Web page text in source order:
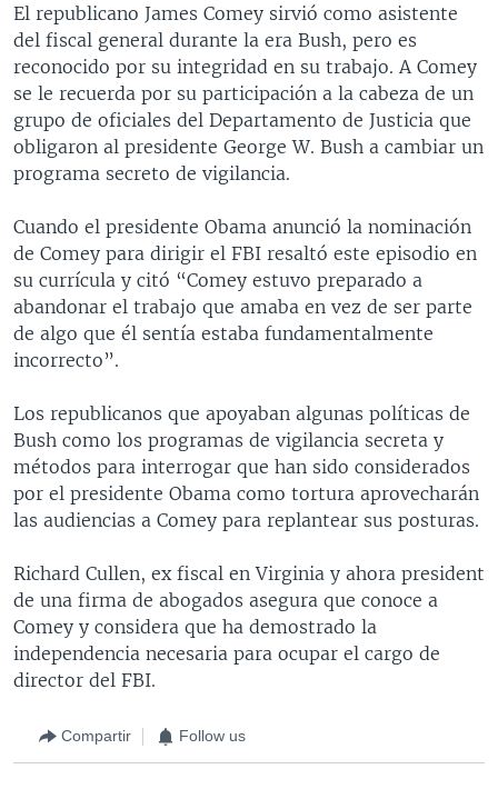
El republicano James Comey sirvió como asistente
del fiscal general durante la era Bush, pero es
reconocido por su integridad en su trabajo. A Comey
se le recuerda por su participación a la cabeza de un
grupo de oficiales del Departamento de Justicia que
obligaron al presidente George W. Bush a cambiar un
programa secreto de vigilancia.
Cuando el presidente Obama anunció la nominación
de Comey para dirigir el FBI resaltó este episodio en
su currícula y citó “Comey estuvo preparado a
abandonar el trabajo que amaba en vez de ser parte
de algo que él sentía estaba fundamentalmente
incorrecto”.
Los republicanos que apoyaban algunas políticas de
Bush como los programas de vigilancia secreta y
métodos para interrogar que han sido considerados
por el presidente Obama como tortura aprovecharán
las audiencias a Comey para replantear sus posturas.
Richard Cullen, ex fiscal en Virginia y ahora president
de una firma de abogados asegura que conoce a
Comey y considera que ha demostrado la
independencia necesaria para ocupar el cargo de
director del FBI.
Compartir Follow us